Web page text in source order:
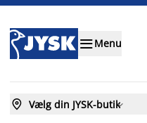
Menu
 Vælg din JYSK-butik